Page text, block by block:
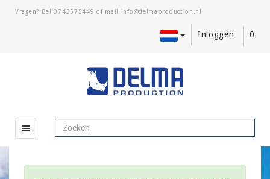
Vragen? Bel0743575449 of mail
Inloggen 0